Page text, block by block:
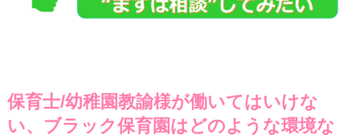
保育士/幼稚園教諭様が働いてはいけな
い、ブラック保育園はどのような環境な